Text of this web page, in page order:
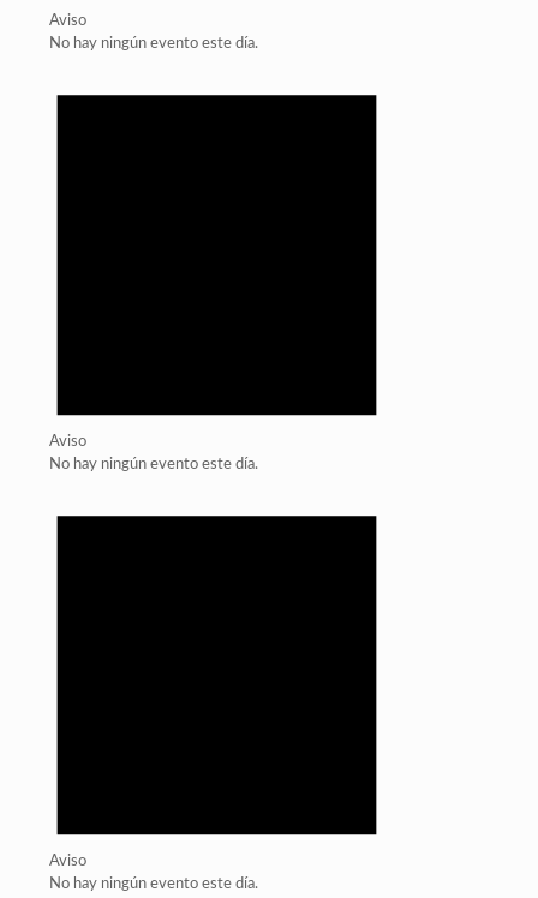
Aviso
No hay ningún evento este día.
Aviso
No hay ningún evento este día.
Aviso
No hay ningún evento este día.